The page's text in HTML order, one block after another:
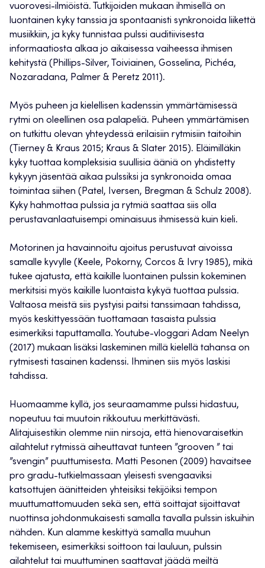
vuorovesi-ilmiöistä. Tutkijoiden mukaan ihmisellä on
luontainen kyky tanssia ja spontaanisti synkronoida liikettä
musiikkiin, ja kyky tunnistaa pulssi auditiivisesta
informaatiosta alkaa jo aikaisessa vaiheessa ihmisen
kehitystä (Phillips-Silver, Toiviainen, Gosselina, Pichéa,
Nozaradana, Palmer & Peretz 2011).
Myös puheen ja kielellisen kadenssin ymmärtämisessä
rytmi on oleellinen osa palapeliä. Puheen ymmärtämisen
on tutkittu olevan yhteydessä erilaisiin rytmisiin taitoihin
(Tierney & Kraus 2015; Kraus & Slater 2015). Eläimilläkin
kyky tuottaa kompleksisia suullisia ääniä on yhdistetty
kykyyn jäsentää aikaa pulssiksi ja synkronoida omaa
toimintaa siihen (Patel, Iversen, Bregman & Schulz 2008).
Kyky hahmottaa pulssia ja rytmiä saattaa siis olla
perustavanlaatuisempi ominaisuus ihmisessä kuin kieli.
Motorinen ja havainnoitu ajoitus perustuvat aivoissa
samalle kyvylle (Keele, Pokorny, Corcos & Ivry 1985), mikä
tukee ajatusta, että kaikille luontainen pulssin kokeminen
merkitsisi myös kaikille luontaista kykyä tuottaa pulssia.
Valtaosa meistä siis pystyisi paitsi tanssimaan tahdissa,
myös keskittyessään tuottamaan tasaista pulssia
esimerkiksi taputtamalla. Youtube-vloggari Adam Neelyn
(2017) mukaan lisäksi laskeminen millä kielellä tahansa on
rytmisesti tasainen kadenssi. Ihminen siis myös laskisi
tahdissa.
Huomaamme kyllä, jos seuraamamme pulssi hidastuu,
nopeutuu tai muutoin rikkoutuu merkittävästi.
Alitajuisestikin olemme niin nirsoja, että hienovaraisetkin
ailahtelut rytmissä aiheuttavat tunteen ”grooven ” tai
”svengin” puuttumisesta. Matti Pesonen (2009) havaitsee
pro gradu-tutkielmassaan yleisesti svengaaviksi
katsottujen äänitteiden yhteisiksi tekijöiksi tempon
muuttumattomuuden sekä sen, että soittajat sijoittavat
nuottinsa johdonmukaisesti samalla tavalla pulssin iskuihin
nähden. Kun alamme keskittyä samalla muuhun
tekemiseen, esimerkiksi soittoon tai lauluun, pulssin
ailahtelut tai muuttuminen saattavat jäädä meiltä